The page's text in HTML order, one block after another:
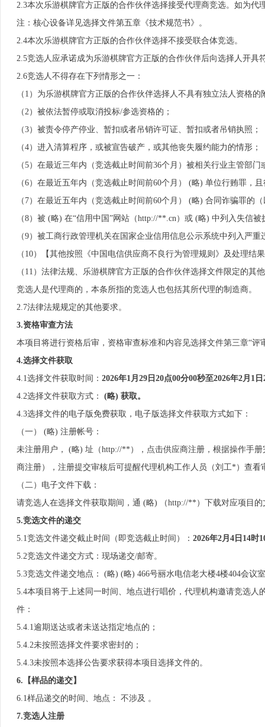
2.3本次乐游棋牌官方正版的合作伙伴选择接受代理商竞选。如为代
注：核心设备详见选择文件第五章《技术规范书》。
2.4本次乐游棋牌官方正版的合作伙伴选择不接受联合体竞选。
2.5竞选人应承诺成为乐游棋牌官方正版的合作伙伴后向选择人开具
2.6竞选人不得存在下列情形之一：
（1）为乐游棋牌官方正版的合作伙伴选择人不具有独立法人资格
（2）被依法暂停或取消投标/参选资格的；
（3）被责令停产停业、暂扣或者吊销许可证、暂扣或者吊销执照；
（4）进入清算程序，或被宣告破产，或其他丧失履约能力的情形；
（5）在最近三年内（竞选截止时间前36个月）被相关行业主管部
（6）在最近五年内（竞选截止时间前60个月） (略) 单位行贿罪，
（7）在最近五年内（竞选截止时间前60个月） (略) 合同诈骗罪的
（8）被 (略) 在“信用中国”网站（http://**.cn）或 (略) 中列入失信
（9）被工商行政管理机关在国家企业信用信息公示系统中列入严
（10）【其他按照《中国电信供应商不良行为管理规则》及处理
（11）法律法规、乐游棋牌官方正版的合作伙伴选择文件限定的其
竞选人是代理商的，本条所指的竞选人也包括其所代理的制造商。
2.7法律法规规定的其他要求。
3.资格审查方法
本项目将进行资格后审，资格审查标准和内容见选择文件第三章“
4.选择文件获取
4.1选择文件获取时间： 2026年1月 29 日 20点00分00秒至2026年2月 1 日
4.2选择文件获取方式：
(略) 获取。
4.3选择文件的电子版免费获取，电子版选择文件获取方式如下：
（一） (略) 注册帐号：
未注册用户， (略) 址（http://**），点击供应商注册，根据操作手
商注册），注册提交审核后可提醒代理机构工作人员（刘工*）查
（二）电子文件下载：
请竞选人在选择文件获取期间，通 (略) （http://**）下载对应项目的
5.竞选文件的递交
5.1竞选文件递交截止时间（即竞选截止时间）： 2026年2月 4 日 14时
5.2竞选文件递交方式：现场递交/邮寄。
5.3竞选文件递交地点： (略) (略) 466号丽水电信老大楼4楼404会议
5.4本项目将于上述同一时间、地点进行唱价，代理机构邀请竞选
件：
5.4.1逾期送达或者未送达指定地点的；
5.4.2未按照选择文件要求密封的；
5.4.3未按照本选择公告要求获得本项目选择文件的。
6.【样品的递交】
6.1样品递交的时间、地点： 不涉及 。
7.竞选人注册